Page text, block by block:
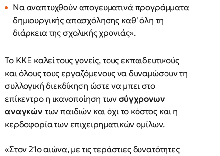
Να αναπτυχθούν απογευματινά προγράμματα
δημιουργικής απασχόλησης καθ' όλη τη
διάρκεια της σχολικής χρονιάς».
Το ΚΚΕ καλεί τους γονείς, τους εκπαιδευτικούς
και όλους τους εργαζόμενους να δυναμώσουν τη
συλλογική διεκδίκηση ώστε να μπει στο
επίκεντρο η ικανοποίηση τωνσύγχρονων
αναγκών των παιδιών και όχι το κόστος και η
κερδοφορία των επιχειρηματικών ομίλων.
«Στον 21ο αιώνα, με τις τεράστιες δυνατότητες